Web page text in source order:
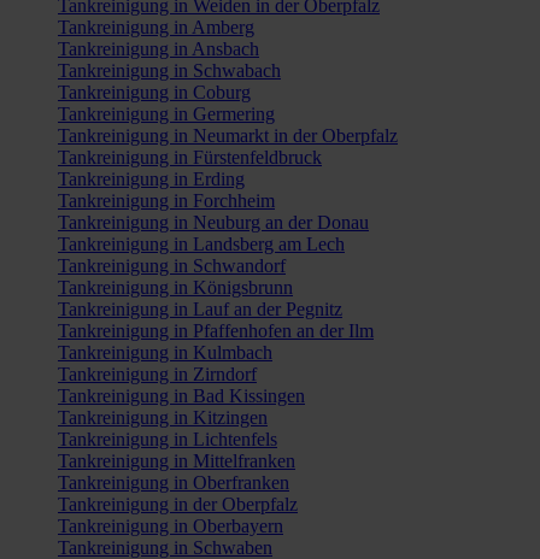
Tankreinigung in Weiden in der Oberpfalz
Tankreinigung in Amberg
Tankreinigung in Ansbach
Tankreinigung in Schwabach
Tankreinigung in Coburg
Tankreinigung in Germering
Tankreinigung in Neumarkt in der Oberpfalz
Tankreinigung in Fürstenfeldbruck
Tankreinigung in Erding
Tankreinigung in Forchheim
Tankreinigung in Neuburg an der Donau
Tankreinigung in Landsberg am Lech
Tankreinigung in Schwandorf
Tankreinigung in Königsbrunn
Tankreinigung in Lauf an der Pegnitz
Tankreinigung in Pfaffenhofen an der Ilm
Tankreinigung in Kulmbach
Tankreinigung in Zirndorf
Tankreinigung in Bad Kissingen
Tankreinigung in Kitzingen
Tankreinigung in Lichtenfels
Tankreinigung in Mittelfranken
Tankreinigung in Oberfranken
Tankreinigung in der Oberpfalz
Tankreinigung in Oberbayern
Tankreinigung in Schwaben